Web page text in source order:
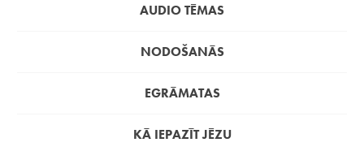
AUDIO TĒMAS
NODOŠANĀS
EGRĀMATAS
KĀ IEPAZĪT JĒZU